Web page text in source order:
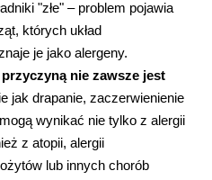
"złe" – problem pojawia
których układ
je jako alergeny.
nie zawsze jest
jak drapanie, zaczerwienienie
wynikać nie tylko z alergii
z atopii, alergii
lub innych chorób